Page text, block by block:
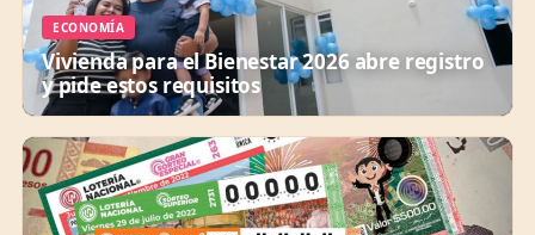
ECONOMÍA
Vivienda para el Bienestar 2026 abre registro
y pide estos requisitos